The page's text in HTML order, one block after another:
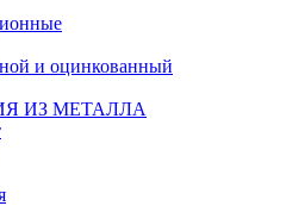
и оцинкованный
ИЗ МЕТАЛЛА